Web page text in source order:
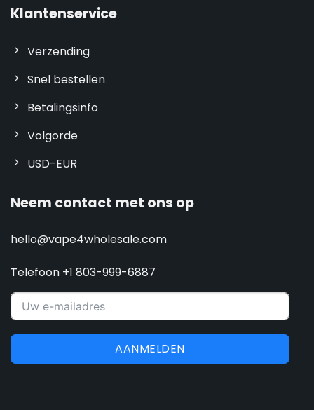
Klantenservice
Verzending
Snel bestellen
Betalingsinfo
Volgorde
USD-EUR
Neem contact met ons op
hello@vape4wholesale.com
Telefoon +1 803-999-6887
AANMELDEN